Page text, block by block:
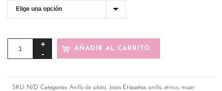
AÑADIR AL CARRITO
SKU: N/D Categorías: Anillo de plata, Joyas Etiquetas: anillo, etnico, mujer